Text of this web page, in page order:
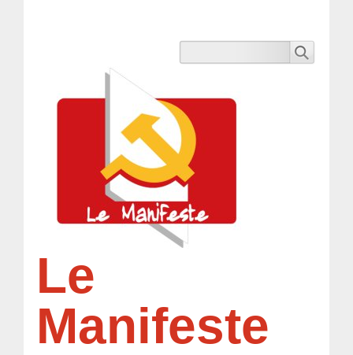
Le
Manifeste